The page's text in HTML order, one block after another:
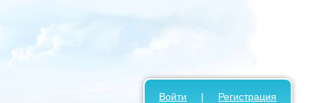
Войти | Регистрация